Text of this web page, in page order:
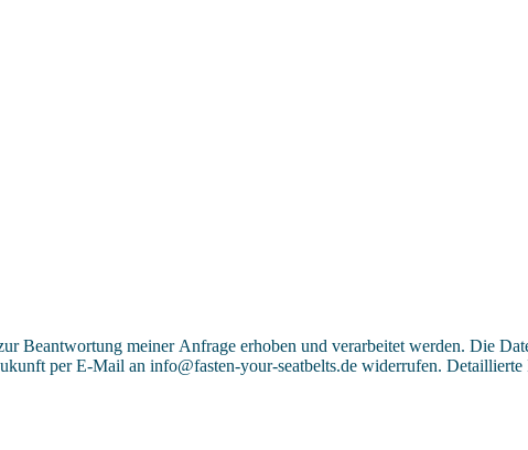
Beantwortung meiner Anfrage erhoben und verarbeitet werden. Die
per E-Mail an info@fasten-your-seatbelts.de widerrufen.